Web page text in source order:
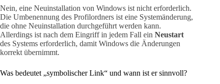
Nein, eine Neuinstallation von Windows ist nicht erforderlich.
Die Umbenennung des Profilordners ist eine Systemänderung,
die ohne Neuinstallation durchgeführt werden kann.
Allerdings ist nach dem Eingriff in jedem Fall ein Neustart
des Systems erforderlich, damit Windows die Änderungen
korrekt übernimmt.
Was bedeutet „symbolischer Link“ und wann ist er sinnvoll?